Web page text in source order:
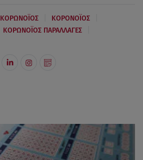
ΚΟΡΩΝΟΪΟΣ ΚΟΡΟΝΟΪΟΣ
ΚΟΡΩΝΟΪΟΣ ΠΑΡΑΛΛΑΓΕΣ